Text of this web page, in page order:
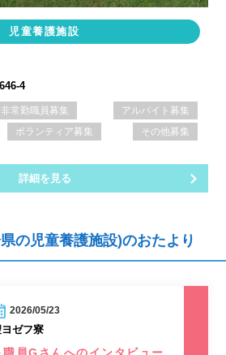
児童養護施設
4
非常勤職員募集
アルバイト募集
ボランティア募集 その他募集
詳細を見る
の児童養護施設)のおたより
2026/05/23
ゼフ寮
職員Gさんへのインタビュー